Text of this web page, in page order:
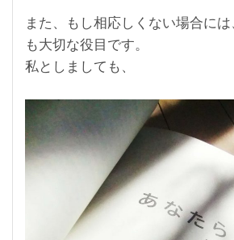
また、もし相応しくない場合に
も大切な役目です。
私としましても、